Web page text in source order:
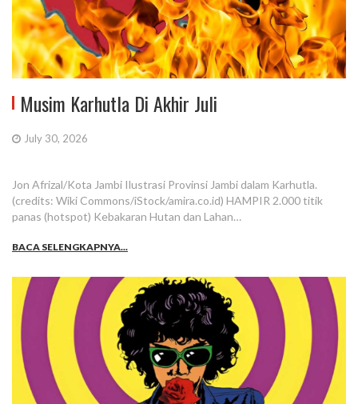
Musim Karhutla Di Akhir Juli
July 30, 2026
Jon Afrizal/Kota Jambi Ilustrasi Provinsi Jambi dalam Karhutla.
(credits: Wiki Commons/iStock/amira.co.id) HAMPIR 2.000 titik
panas (hotspot) Kebakaran Hutan dan Lahan…
BACA SELENGKAPNYA...